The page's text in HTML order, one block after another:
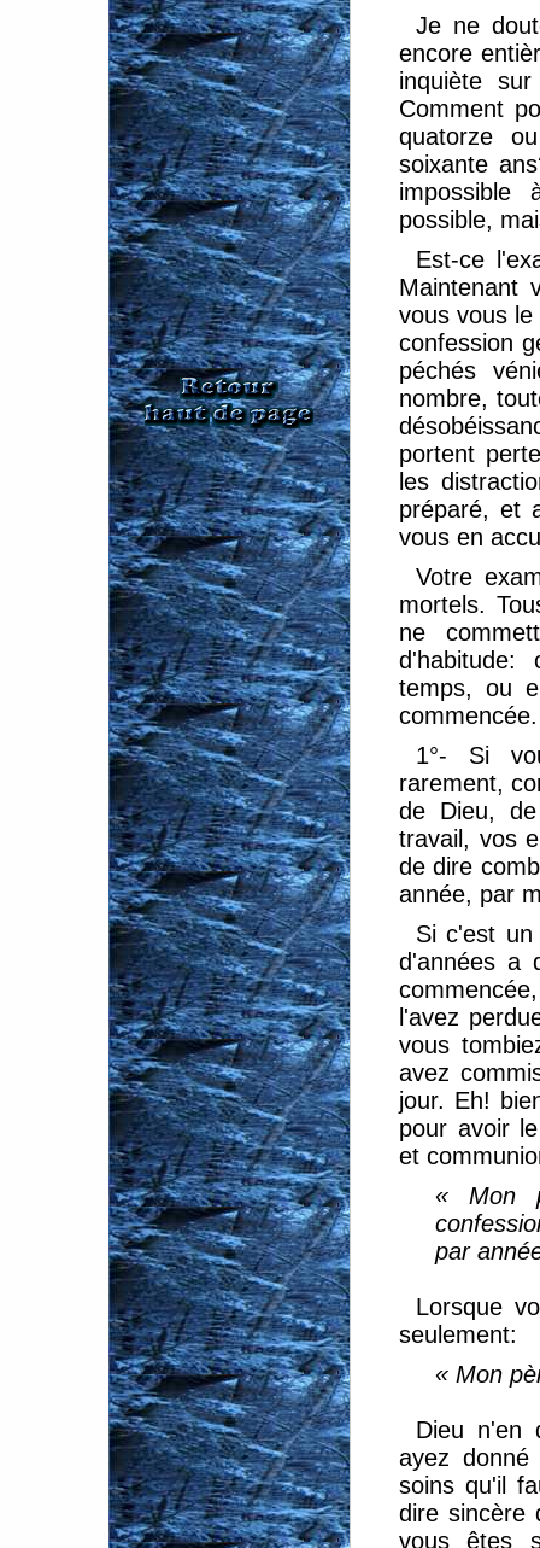
Je ne
encore
inquiète
Comment
quatorze
soixante
impossible
possible,
Est-ce
Maintenant
vous vous
confession
péchés
nombre,
portent
les
préparé, et
vous en
Votre
mortels.
ne
temps, ou
commencée.
1°- Si
rarement,
de Dieu,
travail, vos
de dire
année, par
Si c'est un
d'années a
l'avez
vous
avez
jour. Eh!
pour avoir
et
« Mon
par
Lorsque
seulement:
« Mon
Dieu n'en
ayez
soins qu'il
dire sincère
vous êtes